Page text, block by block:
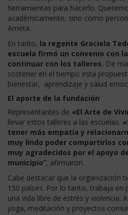
herramientas para hacerlo.
académicamente, sino como
Arrieta.
En tanto, la regente Graciela
escuela firmó un convenio con
continuar con los talleres. De
sostener en el tiempo esta
bienestar, aprendizaje y salud
El aporte de la fundación
Representantes de «El Arte de
llevar estos talleres a las escuelas.
tener más empatía y
muy lindo poder compartirlos
muy agradecidos por el apoyo
municipio”, afirmaron.
Cabe destacar que la organización
150 países. Por lo tanto, trabaja en
una vida libre de estrés y violencia.
yoga, meditación y proyectos